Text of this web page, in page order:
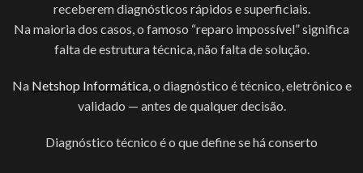
receberem diagnósticos rápidos e superficiais.
Na maioria dos casos, o famoso “reparo impossível” significa
falta de estrutura técnica, não falta de solução.
Na Netshop Informática, o diagnóstico é técnico, eletrônico e
validado — antes de qualquer decisão.
Diagnóstico técnico é o que define se há conserto